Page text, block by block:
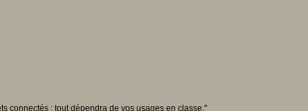
connectés : tout dépendra de vos usages en classe."